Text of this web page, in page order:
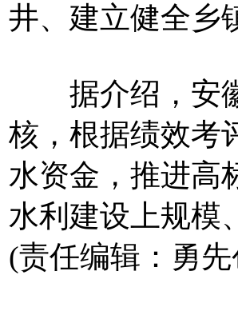
井、建立健全乡
据介绍，安徽
核，根据绩效考
水资金，推进高
水利建设上规模
(责任编辑：勇